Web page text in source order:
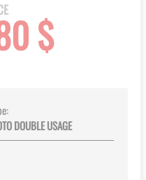
$
DOUBLE USAGE